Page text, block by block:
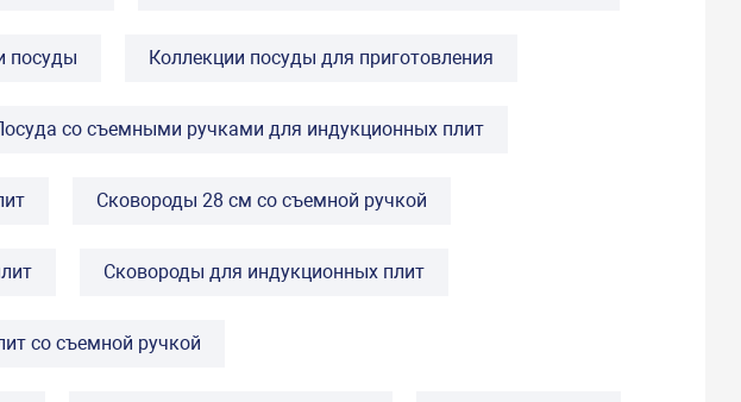
посуды Коллекции посуды для приготовления
со съемными ручками для индукционных плит
Сковороды 28 см со съемной ручкой
Сковороды для индукционных плит
со съемной ручкой